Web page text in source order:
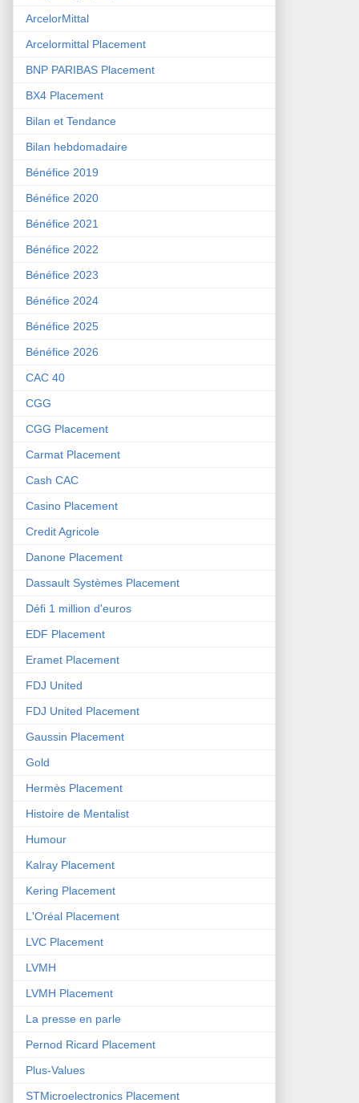
ArcelorMittal
Arcelormittal Placement
BNP PARIBAS Placement
BX4 Placement
Bilan et Tendance
Bilan hebdomadaire
Bénéfice 2019
Bénéfice 2020
Bénéfice 2021
Bénéfice 2022
Bénéfice 2023
Bénéfice 2024
Bénéfice 2025
Bénéfice 2026
CAC 40
CGG
CGG Placement
Carmat Placement
Cash CAC
Casino Placement
Credit Agricole
Danone Placement
Dassault Systèmes Placement
Défi 1 million d'euros
EDF Placement
Eramet Placement
FDJ United
FDJ United Placement
Gaussin Placement
Gold
Hermès Placement
Histoire de Mentalist
Humour
Kalray Placement
Kering Placement
L'Oréal Placement
LVC Placement
LVMH
LVMH Placement
La presse en parle
Pernod Ricard Placement
Plus-Values
STMicroelectronics Placement